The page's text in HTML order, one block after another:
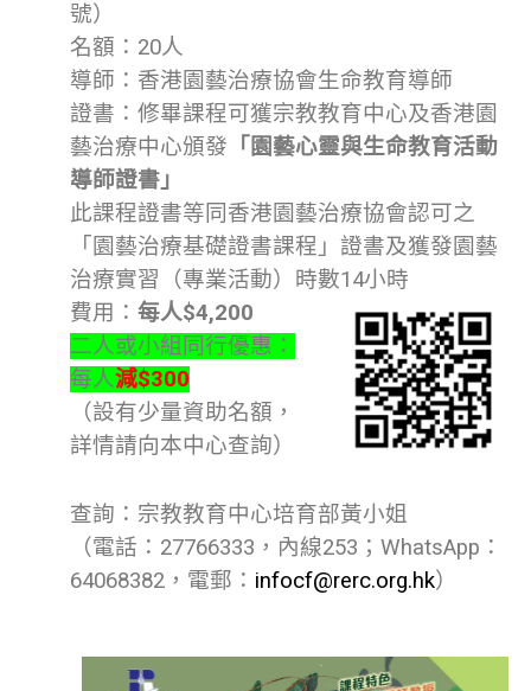
號）
名額：20人
導師：香港園藝治療協會生命教育導師
證書：修畢課程可獲宗教教育中心及香港園
藝治療中心頒發 「園藝心靈與生命教育活動
導師證書」
此課程證書等同香港園藝治療協會認可之
「園藝治療基礎證書課程」證書及獲發園藝
治療實習（專業活動）時數14小時
費用： 每人$4,200
二人或小組同行優惠：
每人減$300
（設有少量資助名額，
詳情請向本中心查詢）
查詢：宗教教育中心培育部黃小姐
（電話：27766333，內線253；WhatsApp：
64068382，電郵： infocf@rerc.org.hk）